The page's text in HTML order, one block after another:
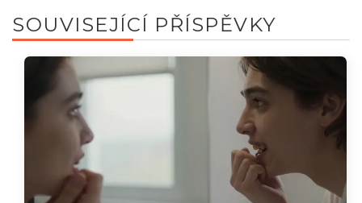
SOUVISEJÍCÍ PŘÍSPĚVKY